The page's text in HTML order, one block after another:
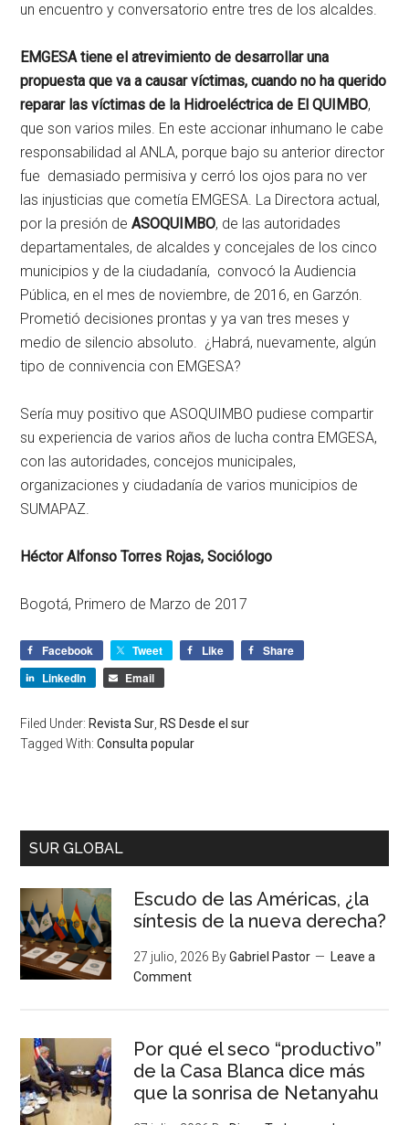
un encuentro y conversatorio entre tres de los alcaldes.
EMGESA tiene el atrevimiento de desarrollar una
propuesta que va a causar víctimas, cuando no ha querido
reparar las víctimas de la Hidroeléctrica de El QUIMBO,
que son varios miles. En este accionar inhumano le cabe
responsabilidad al ANLA, porque bajo su anterior director
fue demasiado permisiva y cerró los ojos para no ver
las injusticias que cometía EMGESA. La Directora actual,
por la presión deASOQUIMBO, de las autoridades
departamentales, de alcaldes y concejales de los cinco
municipios y de la ciudadanía, convocó la Audiencia
Pública, en el mes de noviembre, de 2016, en Garzón.
Prometió decisiones prontas y ya van tres meses y
medio de silencio absoluto. ¿Habrá, nuevamente, algún
tipo de connivencia con EMGESA?
Sería muy positivo que ASOQUIMBO pudiese compartir
su experiencia de varios años de lucha contra EMGESA,
con las autoridades, concejos municipales,
organizaciones y ciudadanía de varios municipios de
SUMAPAZ.
Héctor Alfonso Torres Rojas, Sociólogo
Bogotá, Primero de Marzo de 2017
Facebook Tweet Like
Share
LinkedIn
Email
Filed Under: Revista Sur RS Desde el sur
Tagged With:Consulta popular
SUR GLOBAL
Escudo de las Américas, ¿la
síntesis de la nueva derecha?
27 julio, 2026 ByGabriel Pastor
Leave a
Comment
Por qué el seco “productivo”
de la Casa Blanca dice más
que la sonrisa de Netanyahu